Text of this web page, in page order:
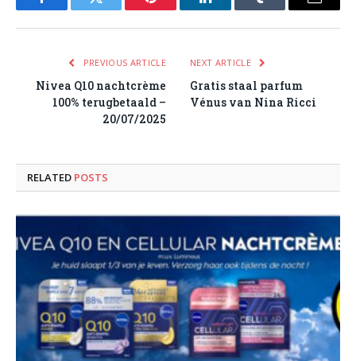
FacebookTwitter Pinterest LinkedInTumblr Email
PREVIOUS ARTICLE
Nivea Q10 nachtcrème
100% terugbetaald –
20/07/2025
NEXT ARTICLE
Gratis staal parfum
Vénus van Nina Ricci
RELATED POSTS